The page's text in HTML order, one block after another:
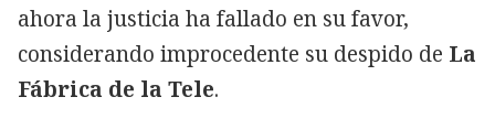
ahora la justicia ha fallado en su favor,
considerando improcedente su despido de La
Fábrica de la Tele.